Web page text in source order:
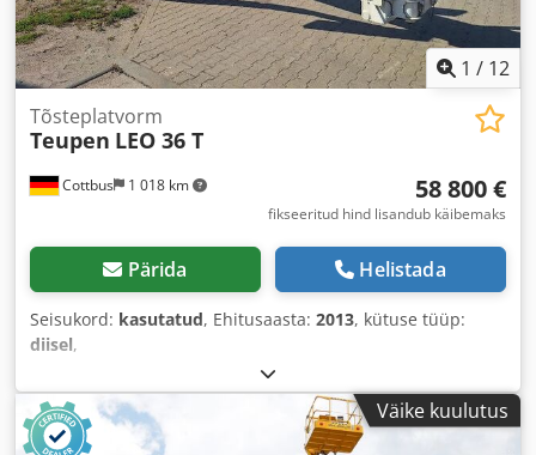
1 / 12
Cottbus 1 018 km
Tõsteplatvorm
Teupen LEO 36 T
58 800 €
fikseeritud hind lisandub käibemaks
Pärida Helistada
Seisukord: kasutatud, Ehitusaasta: 2013, kütuse tüüp:
diisel,
Väike kuulutus